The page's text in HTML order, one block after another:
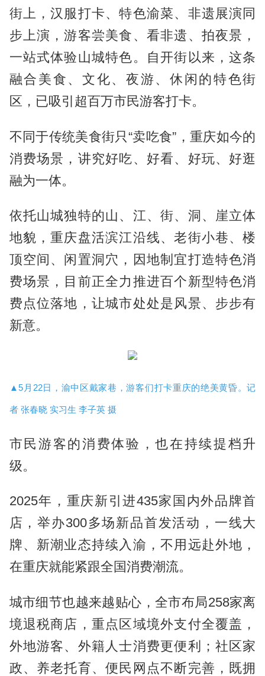
街上，汉服打卡、特色渝菜、非遗展演同
步上演，游客尝美食、看非遗、拍夜景，
一站式体验山城特色。自开街以来，这条
融合美食、文化、夜游、休闲的特色街
区，已吸引超百万市民游客打卡。
不同于传统美食街只“卖吃食”，重庆如今的
消费场景，讲究好吃、好看、好玩、好逛
融为一体。
依托山城独特的山、江、街、洞、崖立体
地貌，重庆盘活滨江沿线、老街小巷、楼
顶空间、闲置洞穴，因地制宜打造特色消
费场景，目前正全力推进百个新型特色消
费点位落地，让城市处处是风景、步步有
新意。
▲5月22日，渝中区戴家巷，游客们打卡重庆的绝美黄昏。记
者 张春晓 实习生 李子英 摄
市民游客的消费体验，也在持续提档升
级。
2025年，重庆新引进435家国内外品牌首
店，举办300多场新品首发活动，一线大
牌、新潮业态持续入渝，不用远赴外地，
在重庆就能紧跟全国消费潮流。
城市细节也越来越贴心，全市布局258家离
境退税商店，重点区域境外支付全覆盖，
外地游客、外籍人士消费更便利；社区家
政、养老托育、便民网点不断完善，既拥